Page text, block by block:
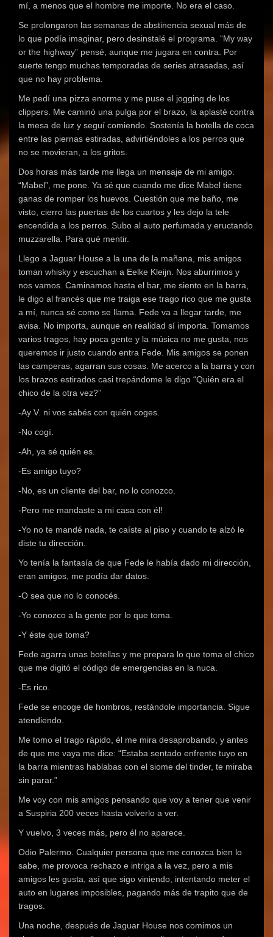
mí, a menos que el hombre me importe. No era el caso.
Se prolongaron las semanas de abstinencia sexual más de
lo que podía imaginar, pero desinstalé el programa. “My way
or the highway” pensé, aunque me jugara en contra. Por
suerte tengo muchas temporadas de series atrasadas, así
que no hay problema.
Me pedí una pizza enorme y me puse el jogging de los
clippers. Me caminó una pulga por el brazo, la aplasté contra
la mesa de luz y seguí comiendo. Sostenía la botella de coca
entre las piernas estiradas, advirtiéndoles a los perros que
no se movieran, a los gritos.
Dos horas más tarde me llega un mensaje de mi amigo.
“Mabel”, me pone. Ya sé que cuando me dice Mabel tiene
ganas de romper los huevos. Cuestión que me baño, me
visto, cierro las puertas de los cuartos y les dejo la tele
encendida a los perros. Subo al auto perfumada y eructando
muzzarella. Para qué mentir.
Llego a Jaguar House a la una de la mañana, mis amigos
toman whisky y escuchan a Eelke Kleijn. Nos aburrimos y
nos vamos. Caminamos hasta el bar, me siento en la barra,
le digo al francés que me traiga ese trago rico que me gusta
a mí, nunca sé como se llama. Fede va a llegar tarde, me
avisa. No importa, aunque en realidad sí importa. Tomamos
varios tragos, hay poca gente y la música no me gusta, nos
queremos ir justo cuando entra Fede. Mis amigos se ponen
las camperas, agarran sus cosas. Me acerco a la barra y con
los brazos estirados casi trepándome le digo “Quién era el
chico de la otra vez?”
-Ay V. ni vos sabés con quién coges.
-No cogí.
-Ah, ya sé quién es.
-Es amigo tuyo?
-No, es un cliente del bar, no lo conozco.
-Pero me mandaste a mi casa con él!
-Yo no te mandé nada, te caíste al piso y cuando te alzó le
diste tu dirección.
Yo tenía la fantasía de que Fede le había dado mi dirección,
eran amigos, me podía dar datos.
-O sea que no lo conocés.
-Yo conozco a la gente por lo que toma.
-Y éste que toma?
Fede agarra unas botellas y me prepara lo que toma el chico
que me digitó el código de emergencias en la nuca.
-Es rico.
Fede se encoge de hombros, restándole importancia. Sigue
atendiendo.
Me tomo el trago rápido, él me mira desaprobando, y antes
de que me vaya me dice: “Estaba sentado enfrente tuyo en
la barra mientras hablabas con el siome del tinder, te miraba
sin parar.”
Me voy con mis amigos pensando que voy a tener que venir
a Suspiria 200 veces hasta volverlo a ver.
Y vuelvo, 3 veces más, pero él no aparece.
Odio Palermo. Cualquier persona que me conozca bien lo
sabe, me provoca rechazo e intriga a la vez, pero a mis
amigos les gusta, así que sigo viniendo, intentando meter el
auto en lugares imposibles, pagando más de trapito que de
tragos.
Una noche, después de Jaguar House nos comimos un